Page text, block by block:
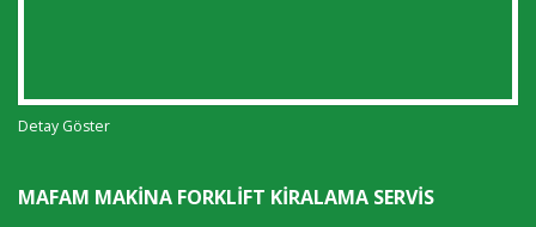
Detay Göster
MAFAM MAKINA FORKLIFT KIRALAMA SERVIS